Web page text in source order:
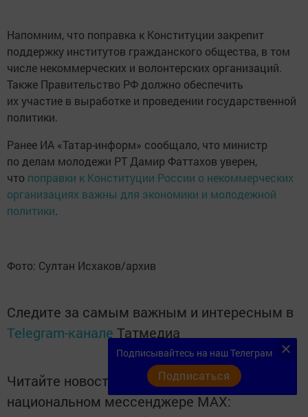
Напомним, что поправка к Конституции закрепит
поддержку институтов гражданского общества, в том
числе некоммерческих и волонтерских организаций.
Также Правительство РФ должно обеспечить
их участие в выработке и проведении государственной
политики.
Ранее ИА «Татар-информ» сообщало, что министр
по делам молодежи РТ Дамир Фаттахов уверен,
что поправки к Конституции России о некоммерческих
организациях важны для экономики и молодежной
политики.
Фото: Султан Исхаков/архив
Следите за самым важным и интересным в
Telegram-канале Татмедиа
Читайте новости Татарстана в
национальном мессенджере MАХ:
Подписывайтесь на наш Телеграм
Подписаться